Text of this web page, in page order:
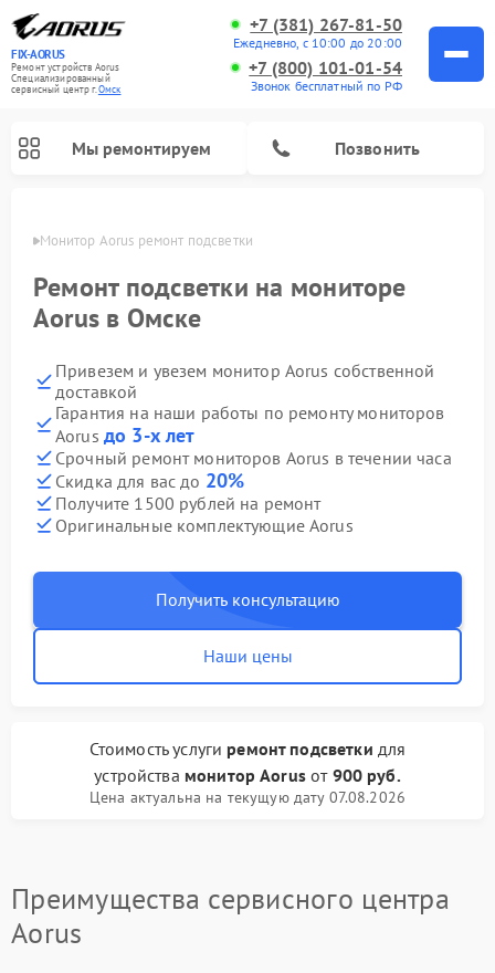
FIX-AORUS
Ремонт устройств Aorus
Специализированный
cервисный центр г.Омск
+7 (381) 267-81-50
Ежедневно, с 10:00 до 20:00
+7 (800) 101-01-54
Звонок бесплатный по РФ
Мы ремонтируем Позвонить
Монитор Aorus ремонт подсветки
Ремонт подсветки на мониторе
Aorus в Омске
Привезем и увезем монитор Aorus собственной
доставкой
Гарантия на наши работы по ремонту мониторов
Aorus до 3-х лет
Срочный ремонт мониторов Aorus в течении часа
Скидка для вас до 20%
Получите 1500 рублей на ремонт
Оригинальные комплектующие Aorus
Получить консультацию
Наши цены
Стоимость услуги ремонт подсветки для
устройства монитор Aorusот 900 руб.
Цена актуальна на текущую дату 07.08.2026
Преимущества сервисного центра
Aorus